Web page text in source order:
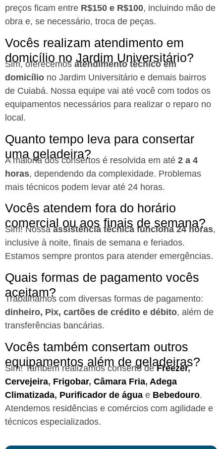
preços ficam entre R$150 e R$100, incluindo mão de
obra e, se necessário, troca de peças.
Vocês realizam atendimento em
domicílio no Jardim Universitário?
Sim, oferecemos atendimento técnico em
domicílio no Jardim Universitário e demais bairros
de Cuiabá. Nossa equipe vai até você com todos os
equipamentos necessários para realizar o reparo no
local.
Quanto tempo leva para consertar
uma geladeira?
A maioria dos consertos é resolvida em até 2 a 4
horas, dependendo da complexidade. Problemas
mais técnicos podem levar até 24 horas.
Vocês atendem fora do horário
comercial ou aos finais de semana?
Sim! Nossaassistência técnica funciona 24 horas,
inclusive à noite, finais de semana e feriados.
Estamos sempre prontos para atender emergências.
Quais formas de pagamento vocês
aceitam?
Trabalhamos com diversas formas de pagamento:
dinheiro, Pix, cartões de crédito e débito, além de
transferências bancárias.
Vocês também consertam outros
equipamentos além de geladeiras?
Sim! Também realizamos conserto deFreezer,
Cervejeira, Frigobar, Câmara Fria, Adega
Climatizada, Purificador de água e Bebedouro.
Atendemos residências e comércios com agilidade e
técnicos especializados.